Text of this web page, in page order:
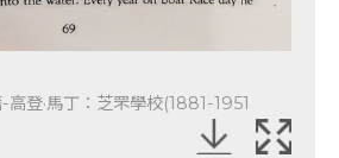
登·馬丁：芝罘學校(1881-1951